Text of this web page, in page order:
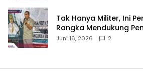
‎Tak Hanya Militer, Ini
Rangka Mendukung
Juni 16, 2026 2